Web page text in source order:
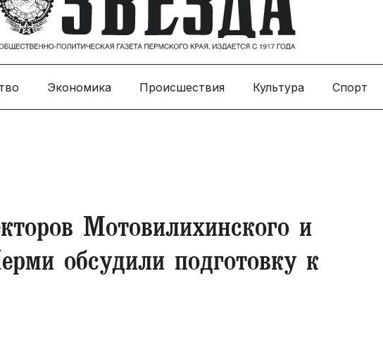
Экономика Происшествия Культура Спорт
Мотовилихинского и
обсудили подготовку к